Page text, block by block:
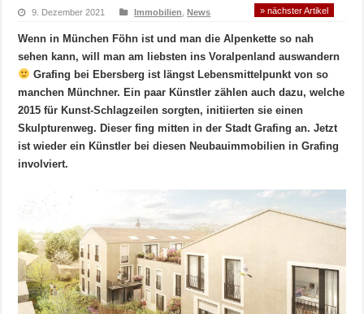
9. Dezember 2021 Immobilien ,News » nächster Artikel
Wenn in München Föhn ist und man die Alpenkette so nah
sehen kann, will man am liebsten ins Voralpenland auswandern
Grafing bei Ebersberg ist längst Lebensmittelpunkt von so
manchen Münchner. Ein paar Künstler zählen auch dazu, welche
2015 für Kunst-Schlagzeilen sorgten, initiierten sie einen
Skulpturenweg. Dieser fing mitten in der Stadt Grafing an. Jetzt
ist wieder ein Künstler bei diesen Neubauimmobilien in Grafing
involviert.